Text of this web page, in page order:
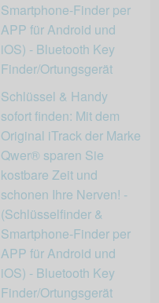
Schlüssel & Handy
sofort finden: Mit dem
Original iTrack der Marke
Qwer® sparen Sie
kostbare Zeit und
schonen Ihre Nerven! -
(Schlüsselfinder &
Smartphone-Finder per
APP für Android und
iOS) - Bluetooth Key
Finder/Ortungsgerät